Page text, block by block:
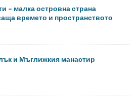
– малка островна страна
времето и пространството
и Мъглижкия манастир